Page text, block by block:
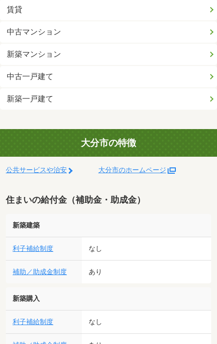
賃貸
中古マンション
新築マンション
中古一戸建て
新築一戸建て
大分市の特徴
公共サービスや治安 大分市のホームページ
住まいの給付金（補助金・助成金）
新築建築
利子補給制度 なし
補助／助成金制度 あり
新築購入
利子補給制度 なし